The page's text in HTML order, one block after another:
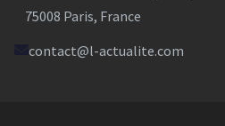
75008 Paris, France
contact@l-actualite.com